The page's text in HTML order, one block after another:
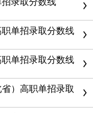
单招录取分数线
单招录取分数线
）高职单招录取